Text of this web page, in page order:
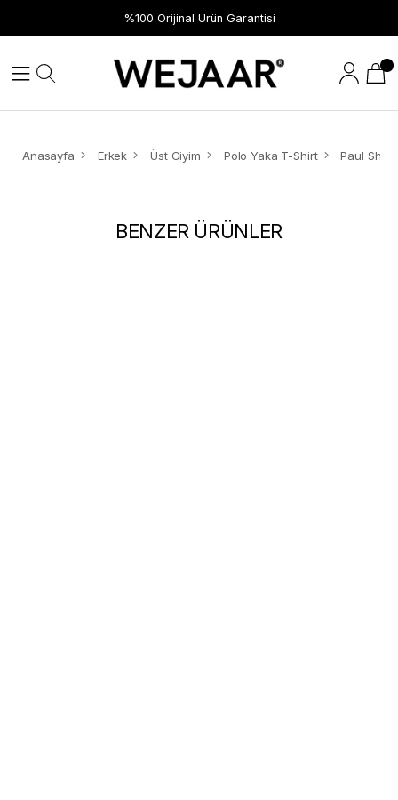
%100 Orijinal Ürün Garantisi
Anasayfa Erkek Üst Giyim Polo Yaka T-Shirt
BENZER ÜRÜNLER